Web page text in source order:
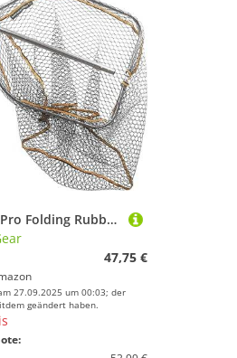
Savage Gear Pro Folding Rubber Large Mesh Landing Net XL (70x85cm) Kescher, Angelkescher, Fischkescher, Unterfangkescher, Raubfischkescher, Hechtkescher
47,75 €
27.09.2025 um 00:03; der
geändert haben.